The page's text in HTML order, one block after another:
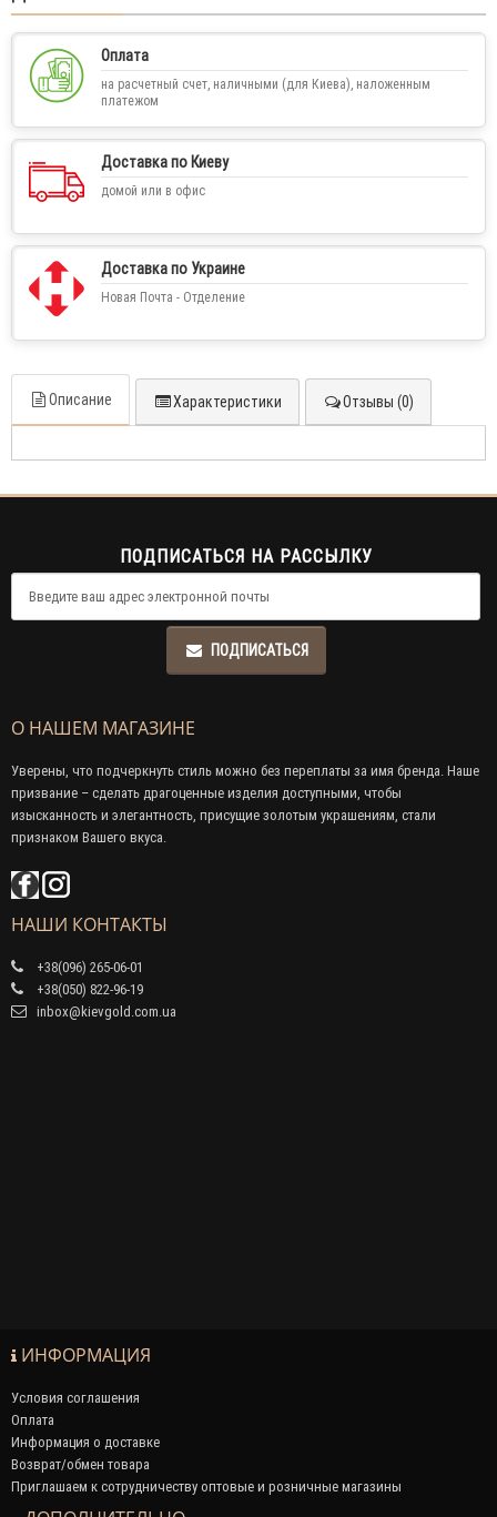
Оплата
на расчетный счет, наличными (для Киева), наложенным
платежом
Доставка по Киеву
домой или в офис
Доставка по Украине
Новая Почта - Отделение
Описание Характеристики Отзывы (0)
ПОДПИСАТЬСЯ НА РАССЫЛКУ
ПОДПИСАТЬСЯ
О НАШЕМ МАГАЗИНЕ
Уверены, что подчеркнуть стиль можно без переплаты за имя бренда. Наше
призвание – сделать драгоценные изделия доступными, чтобы
изысканность и элегантность, присущие золотым украшениям, стали
признаком Вашего вкуса.
НАШИ КОНТАКТЫ
+38(096) 265-06-01
+38(050) 822-96-19
inbox@kievgold.com.ua
ИНФОРМАЦИЯ
Условия соглашения
Оплата
Информация о доставке
Возврат/обмен товара
Приглашаем к сотрудничеству оптовые и розничные магазины